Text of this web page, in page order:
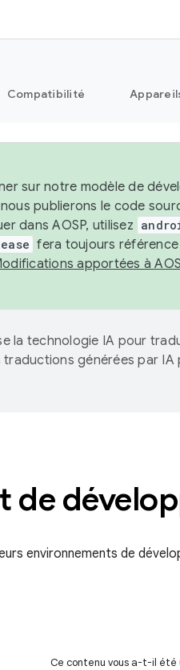
Compatibilité
sur notre modèle de
publierons le code
dans AOSP, utilisez
fera toujours référence
apportées à
la technologie IA pour
générées par
de
environnements de
Ce contenu vous a-t-il été